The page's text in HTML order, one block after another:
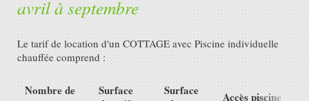
avril à septembre
Le tarif de location d'un COTTAGE avec Piscine individuelle
chauffée comprend :
Nombre de
Surface
Surface
Accès piscine